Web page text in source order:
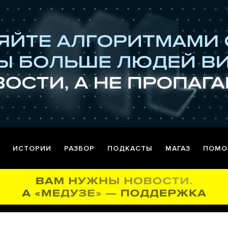
ИСТОРИИ РАЗБОР ПОДКАСТЫ МАГАЗ